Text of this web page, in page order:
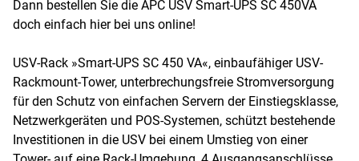
Dann bestellen Sie die APC USV Smart-UPS SC 450VA
doch einfach hier bei uns online!
USV-Rack »Smart-UPS SC 450 VA«, einbaufähiger USV-
Rackmount-Tower, unterbrechungsfreie Stromversorgung
für den Schutz von einfachen Servern der Einstiegsklasse,
Netzwerkgeräten und POS-Systemen, schützt bestehende
Investitionen in die USV bei einem Umstieg von einer